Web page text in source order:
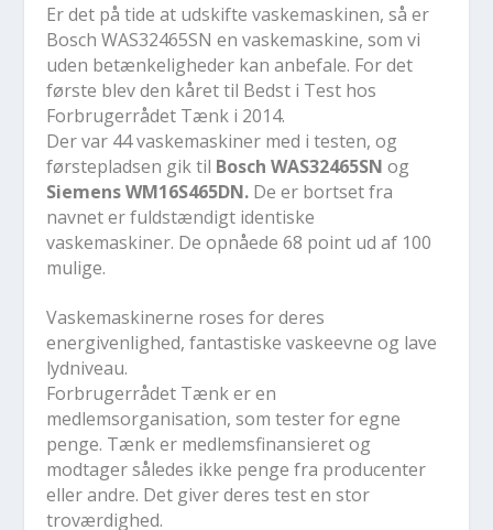
Er det på tide at udskifte vaskemaskinen, så er
Bosch WAS32465SN en vaskemaskine, som vi
uden betænkeligheder kan anbefale. For det
første blev den kåret til Bedst i Test hos
Forbrugerrådet Tænk i 2014.
Der var 44 vaskemaskiner med i testen, og
førstepladsen gik til Bosch WAS32465SNog
Siemens WM16S465DN. De er bortsetfra
navnet er fuldstændigt identiske
vaskemaskiner. De opnåede 68 point ud af 100
mulige.
Vaskemaskinerne roses for deres
energivenlighed, fantastiske vaskeevne og lave
lydniveau.
Forbrugerrådet Tænk er en
medlemsorganisation, som tester for egne
penge. Tænk er medlemsfinansieret og
modtager således ikke penge fra producenter
eller andre. Det giver deres test en stor
troværdighed.